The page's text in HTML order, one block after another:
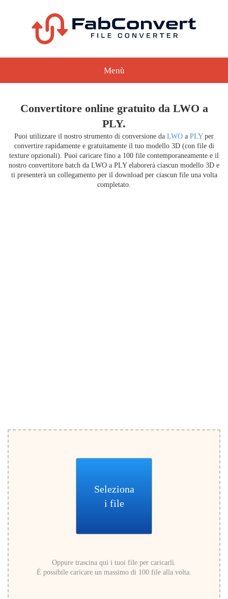
Menù
Convertitore online gratuito da LWO a
PLY.
Puoi utilizzare il nostro strumento di conversione da LWO a PLYper
convertire rapidamente e gratuitamente il tuo modello 3D (con file di
texture opzionali). Puoi caricare fino a 100 file contemporaneamente e il
nostro convertitore batch da LWO a PLY elaborerà ciascun modello 3D e
ti presenterà un collegamento per il download per ciascun file una volta
completato.
Seleziona
i file
Oppure trascina qui i tuoi file per caricarli.
È possibile caricare un massimo di 100 file alla volta.